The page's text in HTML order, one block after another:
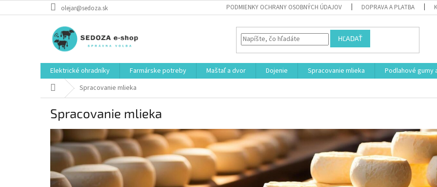
na
olejar@sedoza.sk PODMIENKY OCHRANY OSOBNÝCH ÚDAJOV DOPRAVA A PLATBA
HĽADAŤ
Elektrické ohradníky Farmárske potreby Maštaľ a dvor Dojenie Spracovanie mlieka Podlahové gumy
DomovSpracovanie mlieka
Spracovanie mlieka